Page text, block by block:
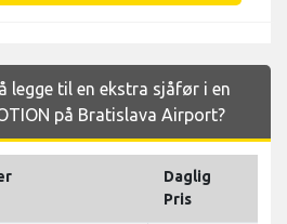
legge til en ekstra sjåfør i en
på Bratislava Airport?
Daglig
Pris